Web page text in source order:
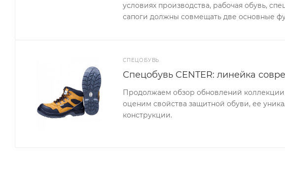
условиях производства, рабочая обувь,
сапоги должны совмещать две основные
СПЕЦОБУВЬ
Спецобувь CENTER: линейка
Продолжаем обзор обновлений коллекции
оценим свойства защитной обуви, ее
конструкции.